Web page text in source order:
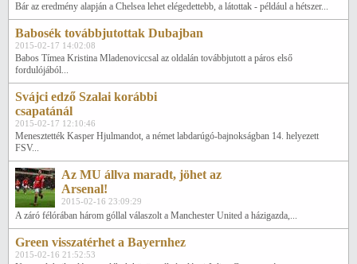
Bár az eredmény alapján a Chelsea lehet elégedettebb, a látottak - például a hétszer...
Babosék továbbjutottak Dubajban
2015-02-17 14:02:08
Babos Tímea Kristina Mladenoviccsal az oldalán továbbjutott a páros első
fordulójából...
Svájci edző Szalai korábbi
csapatánál
2015-02-17 12:10:46
Menesztették Kasper Hjulmandot, a német labdarúgó-bajnokságban 14. helyezett
FSV...
Az MU állva maradt, jöhet az
Arsenal!
2015-02-16 23:09:29
A záró félórában három góllal válaszolt a Manchester United a házigazda,...
Green visszatérhet a Bayernhez
2015-02-16 21:52:53